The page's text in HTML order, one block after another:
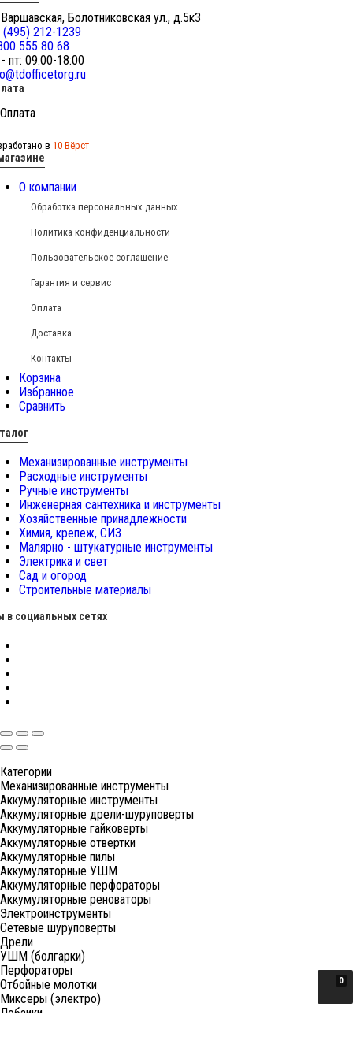
Болотниковская ул., д.5к3
(495) 212-1239
555 80 68
пт: 09:00-18:00
в 10 Вёрст
О компании
Обработка персональных данных
Политика конфиденциальности
Пользовательское соглашение
Гарантия и сервис
Оплата
Доставка
Контакты
Корзина
Избранное
Сравнить
Механизированные инструменты
Расходные инструменты
Ручные инструменты
Инженерная сантехника и инструменты
Хозяйственные принадлежности
Химия, крепеж, СИЗ
Малярно - штукатурные инструменты
Электрика и свет
Сад и огород
Строительные материалы
в социальных сетях
0
Категории
Механизированные инструменты
Аккумуляторные инструменты
Аккумуляторные дрели-шуруповерты
Аккумуляторные гайковерты
Аккумуляторные отвертки
Аккумуляторные пилы
Аккумуляторные УШМ
Аккумуляторные перфораторы
Аккумуляторные реноваторы
Электроинструменты
Сетевые шуруповерты
Дрели
УШМ (болгарки)
Перфораторы
Отбойные молотки
Миксеры (электро)
Лобзики